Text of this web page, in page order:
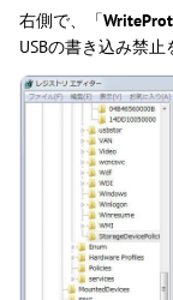
右側で、「
USBの書き込み禁